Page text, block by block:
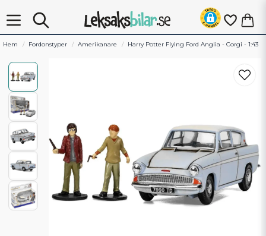
Hem Fordonstyper Amerikanare Harry Potter Flying Ford Anglia - Corgi - 1:43